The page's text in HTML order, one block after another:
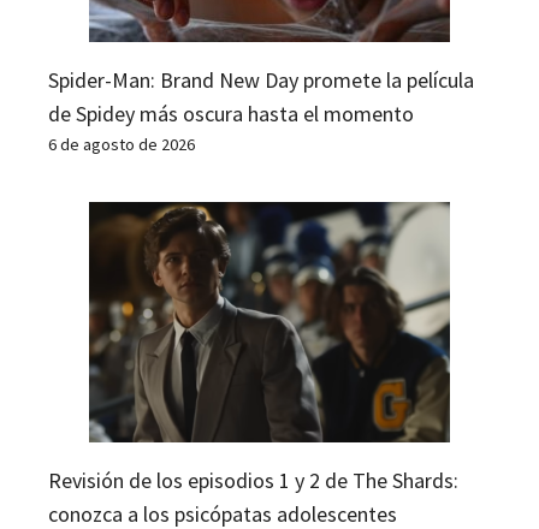
Spider-Man: Brand New Day promete la película
de Spidey más oscura hasta el momento
6 de agosto de 2026
Revisión de los episodios 1 y 2 de The Shards:
conozca a los psicópatas adolescentes